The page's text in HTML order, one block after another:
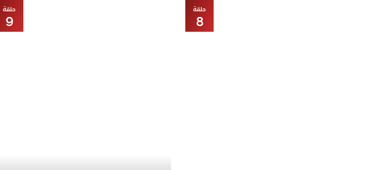
حلقة
8
حلقة
9